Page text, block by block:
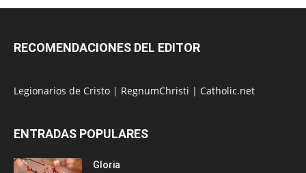
RECOMENDACIONES DEL EDITOR
Legionarios de Cristo | RegnumChristi | Catholic.net
ENTRADAS POPULARES
Gloria